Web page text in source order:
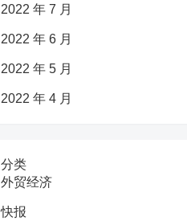
2022 年 7 月
2022 年 6 月
2022 年 5 月
2022 年 4 月
分类
外贸经济
快报